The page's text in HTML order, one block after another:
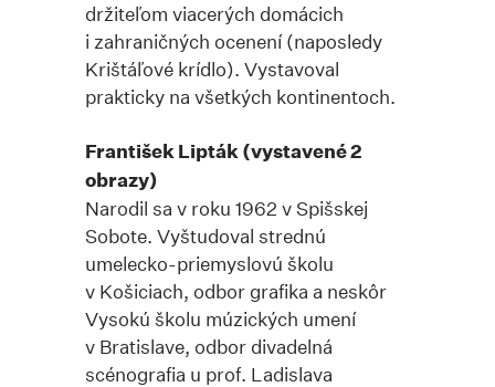
držiteľom viacerých domácich
i zahraničných ocenení (naposledy
Krištáľové krídlo). Vystavoval
prakticky na všetkých kontinentoch.
František Lipták (vystavené 2
obrazy)
Narodil sa v roku 1962 v Spišskej
Sobote. Vyštudoval strednú
umelecko-priemyslovú školu
v Košiciach, odbor grafika a neskôr
Vysokú školu múzických umení
v Bratislave, odbor divadelná
scénografia u prof. Ladislava